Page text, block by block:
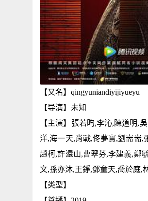
【又名】qingyuniandiyijiyueyu
【导演】未知
【主演】張若昀,李沁,陳道明,
洋,海一天,肖戰,佟夢實,劉耑耑,
趙柯,許還山,曹翠芬,李建義,鄭
文,孫亦沐,王錚,鄧童天,喬於庭,
【类型】